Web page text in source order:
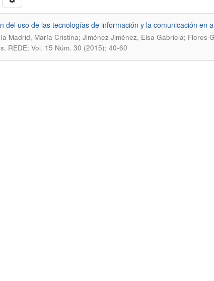
del uso de las tecnologías de información y la comunicación en
Madrid, María Cristina; Jiménez Jiménez, Elsa Gabriela; Flores
REDE; Vol. 15 Núm. 30 (2015); 40-60